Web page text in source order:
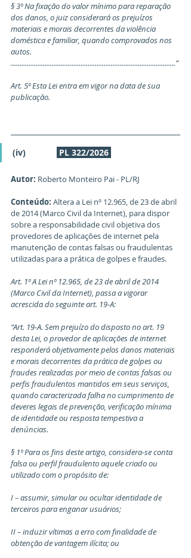
§ 3º Na fixação do valor mínimo para reparação
dos danos, o juiz considerará os prejuízos
materiais e morais decorrentes da violência
doméstica e familiar, quando comprovados nos
autos.
............................................................................................”
Art. 5º Esta Lei entra em vigor na data de sua
publicação.
(iv) PL 322/2026
Autor: Roberto Monteiro Pai - PL/RJ
Conteúdo: Altera a Lei nº 12.965, de 23 de abril
de 2014 (Marco Civil da Internet), para dispor
sobre a responsabilidade civil objetiva dos
provedores de aplicações de internet pela
manutenção de contas falsas ou fraudulentas
utilizadas para a prática de golpes e fraudes.
Art. 1º A Lei nº 12.965, de 23 de abril de 2014
(Marco Civil da Internet), passa a vigorar
acrescida do seguinte art. 19-A:
“Art. 19-A. Sem prejuízo do disposto no art. 19
desta Lei, o provedor de aplicações de internet
responderá objetivamente pelos danos materiais
e morais decorrentes da prática de golpes ou
fraudes realizadas por meio de contas falsas ou
perfis fraudulentos mantidos em seus serviços,
quando caracterizada falha no cumprimento de
deveres legais de prevenção, verificação mínima
de identidade ou resposta tempestiva a
denúncias.
§ 1º Para os fins deste artigo, considera-se conta
falsa ou perfil fraudulento aquele criado ou
utilizado com o propósito de:
I – assumir, simular ou ocultar identidade de
terceiros para enganar usuários;
II – induzir vítimas a erro com finalidade de
obtenção de vantagem ilícita; ou